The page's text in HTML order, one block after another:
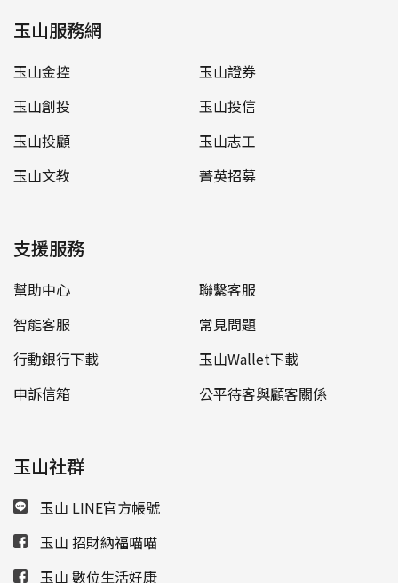
玉山服務網
玉山金控
玉山證券
玉山創投
玉山投信
玉山投顧
玉山志工
玉山文教
菁英招募
支援服務
幫助中心
聯繫客服
智能客服
常見問題
行動銀行下載
玉山Wallet下載
申訴信箱
公平待客與顧客關係
玉山社群
玉山 LINE官方帳號
玉山 招財納福喵喵
玉山 數位生活好康